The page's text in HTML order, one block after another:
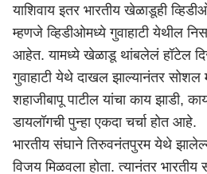
याशिवाय इतर भारतीय खेळाडूही
म्हणजे व्हिडीओमध्ये गुवाहाटी येथील
आहेत. यामध्ये खेळाडू थांबलेलं हॉटेल
गुवाहाटी येथे दाखल झाल्यानंतर सोशल
शहाजीबापू पाटील यांचा काय झाडी,
डायलॉगची पुन्हा एकदा चर्चा होत आहे.
भारतीय संघाने तिरुवनंतपुरम येथे
विजय मिळवला होता. त्यानंतर भारतीय